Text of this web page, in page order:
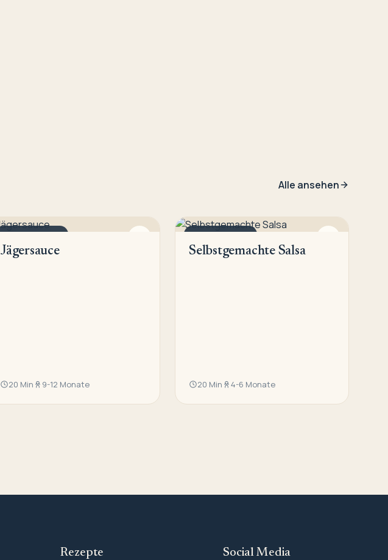
Alle ansehen
DIPS & SAUCEN
Jägersauce
20 Min 9-12 Monate
DIPS & SAUCEN
Selbstgemachte Salsa
20 Min 4-6 Monate
Rezepte Social Media